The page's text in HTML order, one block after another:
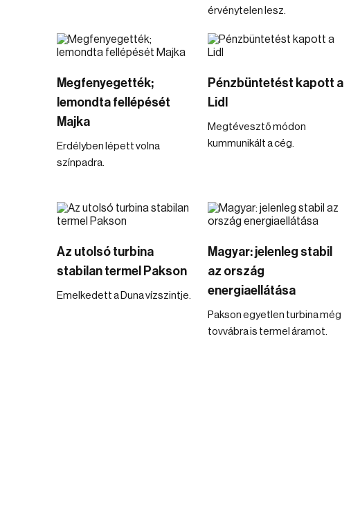
érvénytelen lesz.
Megfenyegették;
lemondta fellépését
Majka
Erdélyben lépett volna
színpadra.
Pénzbüntetést kapott a
Lidl
Megtévesztő módon
kummunikált a cég.
Az utolsó turbina
stabilan termel Pakson
Emelkedett a Duna vízszintje.
Magyar: jelenleg stabil
az ország
energiaellátása
Pakson egyetlen turbina még
tovvábra is termel áramot.